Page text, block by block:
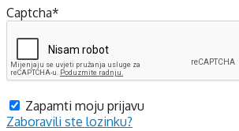
Captcha*
Zapamti moju prijavu
Zaboravili ste lozinku?